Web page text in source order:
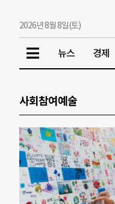
2026년 8월 8일(토)
뉴스 경제
사회참여예술